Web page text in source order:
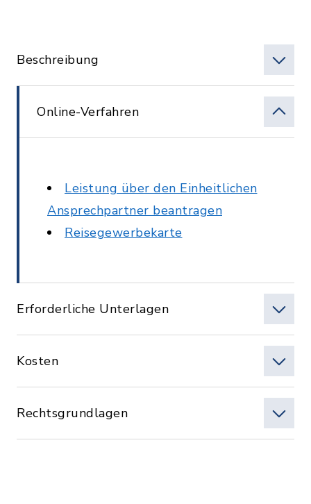
Beschreibung
Online-Verfahren
Leistung über den Einheitlichen
Ansprechpartner beantragen
Reisegewerbekarte
Erforderliche Unterlagen
Kosten
Rechtsgrundlagen